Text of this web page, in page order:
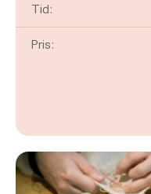
Tid:
Pris: